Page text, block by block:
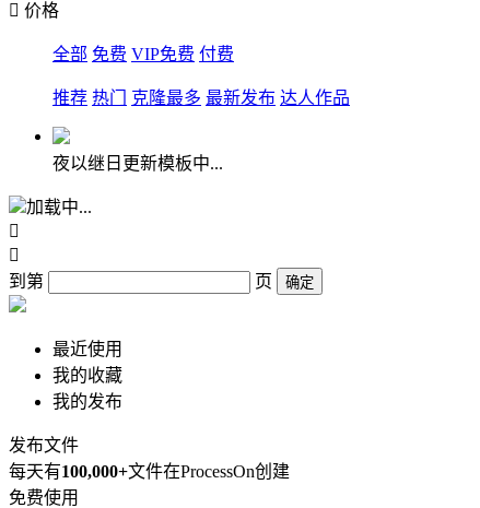
 价格
全部 免费 VIP免费 付费
推荐 热门 克隆最多 最新发布 达人作品
夜以继日更新模板中...
加载中...


到第
页 确定
最近使用
我的收藏
我的发布
发布文件
每天有100,000+文件在ProcessOn创建
免费使用